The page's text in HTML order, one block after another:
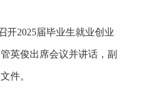
开2025届毕业生就业创业
英俊出席会议并讲话，副
件。